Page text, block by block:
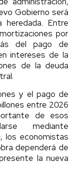
Gobierno será
Entre
por
del pago de
intereses de la
de la deuda
y el pago de
entre 2026
de esos
mediante
los economistas
dependerá de
la nueva